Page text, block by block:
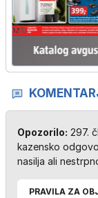
Opozorilo: 297.
kazensko
nasilja ali
PRAVILA ZA